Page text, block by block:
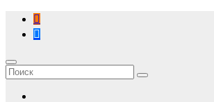
Перейти
содержимому